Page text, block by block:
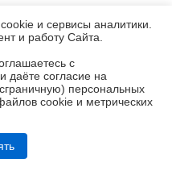
DeepCool LT360 Vision
в Crossfire мы
и сервисы аналитики.
и работу Cайта.
с
и даёте согласие на
персональных
cookie и метрических